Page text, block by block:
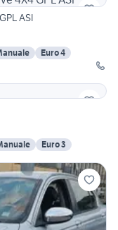
ASI
Euro 4
Euro 3